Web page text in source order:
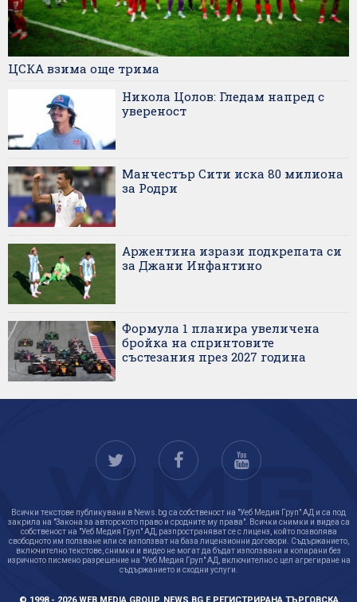
ЦСКА взима още трима
Никола Цолов: Гледам напред с
увереност
Манчестър Сити иска 80 милиона
за Родри
Аржентина изрази подкрепата си
за Джани Инфантино
Формула 1 планира увеличена
бройка на спринтовите
състезания през 2027 година
Всички текстове публикувани в News.bg са собственост на "Уеб Медия Груп" АД и са под
закрила на "Закона за авторското право и сродните му права". Всички снимки и видеа са
собственост на "Уеб Медия Груп" АД, разпространяват се с лиценз, който позволява
свободното им ползване или се използват на база лицензионни договори. Съдържанието,
включително текстове, снимки и видео не могат да бъдат използвани и копирани без
изричното писмено разрешение на "Уеб Медия Груп" АД, включително с цел агрегиране на
съдържанието и сходни услуги.
© 1998 - 2026 WEB MEDIA GROUP. NEWS.BG Е РЕГИСТРИРАНА ТЪРГОВСКА